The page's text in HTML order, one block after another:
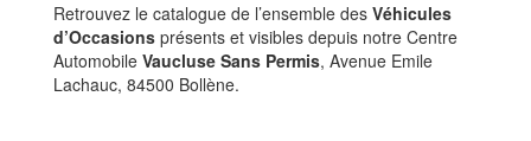
Retrouvez le catalogue de l’ensemble des Véhicules
d’Occasionsprésents et visibles depuis notre Centre
Automobile Vaucluse Sans Permis, Avenue Emile
Lachauc, 84500 Bollène.